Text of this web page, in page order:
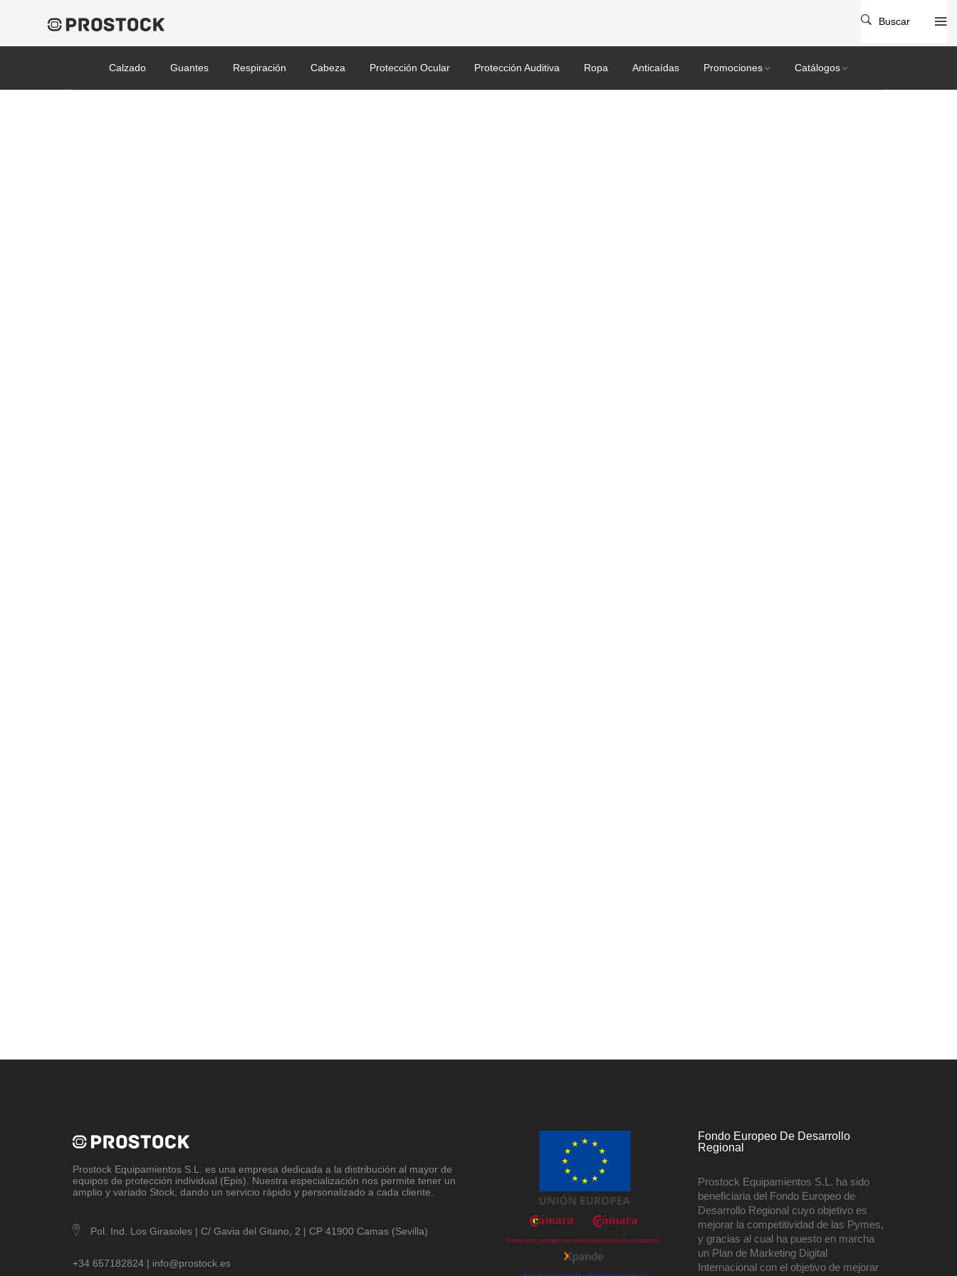
Calzado Guantes Respiración Cabeza Protección Ocular Protección Auditiva Ropa Anticaídas Promociones Catálogos
Buscar
Prostock Equipamientos S.L
. es una empresa dedicada a la distribución al mayor de
equipos de protección individual (Epis). Nuestra especialización nos permite tener un
amplio y variado Stock, dando un servicio rápido y personalizado a cada cliente.
Pol. Ind. Los Girasoles | C/ Gavia del Gitano, 2 | CP 41900 Camas (Sevilla)
+34 657182824 | info@prostock.es
Fondo Europeo De Desarrollo
Regional
Prostock Equipamientos S.L. ha sido
beneficiaria del Fondo Europeo de
Desarrollo Regional cuyo objetivo es
mejorar la competitividad de las Pymes,
y gracias al cual ha puesto en marcha
un Plan de Marketing Digital
Internacional con el objetivo de mejorar